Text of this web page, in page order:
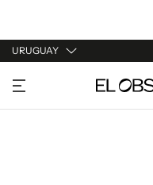
URUGUAY
URUGUAY
ARGENTINA